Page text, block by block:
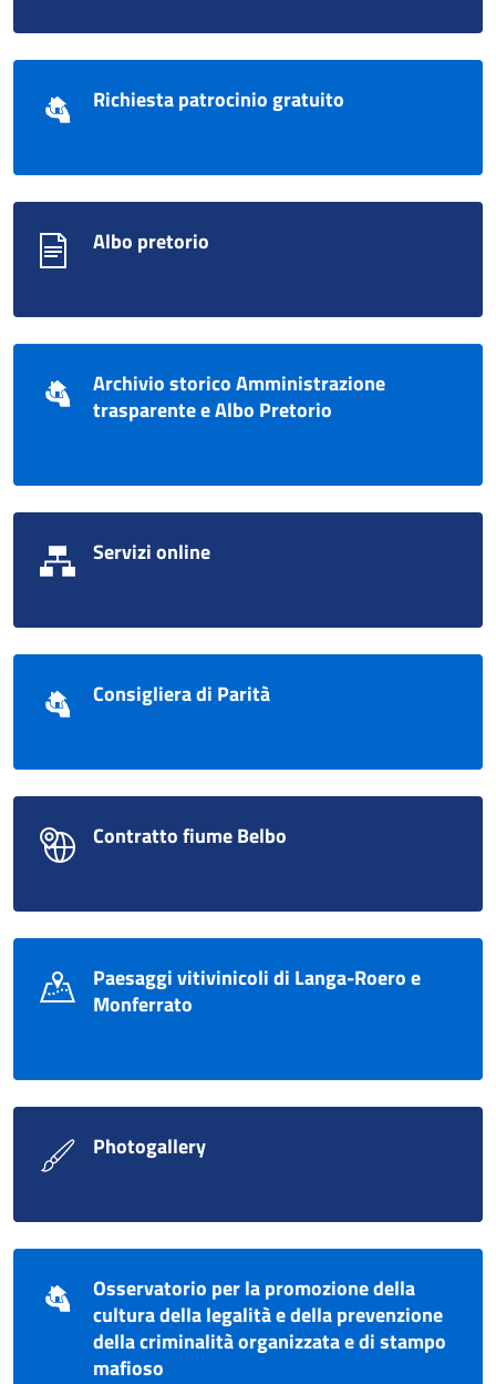
Richiesta patrocinio gratuito
Albo pretorio
Archivio storico Amministrazione
trasparente e Albo Pretorio
Servizi online
Consigliera di Parità
Contratto fiume Belbo
Paesaggi vitivinicoli di Langa-Roero e
Monferrato
Photogallery
Osservatorio per la promozione della
cultura della legalità e della prevenzione
della criminalità organizzata e di stampo
mafioso